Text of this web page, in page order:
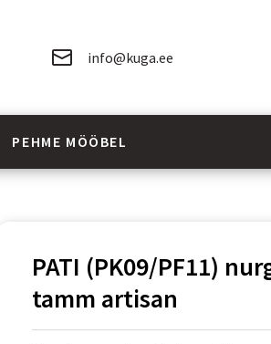
info@kuga.ee
PEHME MÖÖBEL
PATI (PK09/PF11)
tamm artisan